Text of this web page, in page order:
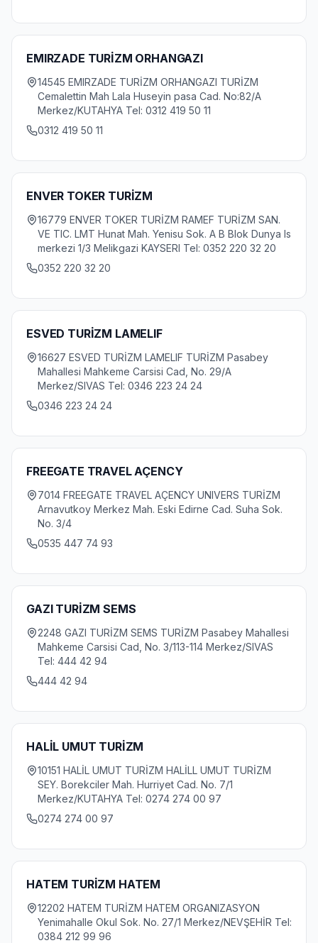
EMIRZADE TURİZM ORHANGAZI
14545 EMIRZADE TURİZM ORHANGAZI TURİZM
Cemalettin Mah Lala Huseyin pasa Cad. No:82/A
Merkez/KUTAHYA Tel: 0312 419 50 11
0312 419 50 11
ENVER TOKER TURİZM
16779 ENVER TOKER TURİZM RAMEF TURİZM SAN.
VE TIC. LMT Hunat Mah. Yenisu Sok. A B Blok Dunya Is
merkezi 1/3 Melikgazi KAYSERI Tel: 0352 220 32 20
0352 220 32 20
ESVED TURİZM LAMELIF
16627 ESVED TURİZM LAMELIF TURİZM Pasabey
Mahallesi Mahkeme Carsisi Cad, No. 29/A
Merkez/SIVAS Tel: 0346 223 24 24
0346 223 24 24
FREEGATE TRAVEL AÇENCY
7014 FREEGATE TRAVEL AÇENCY UNIVERS TURİZM
Arnavutkoy Merkez Mah. Eski Edirne Cad. Suha Sok.
No. 3/4
0535 447 74 93
GAZI TURİZM SEMS
2248 GAZI TURİZM SEMS TURİZM Pasabey Mahallesi
Mahkeme Carsisi Cad, No. 3/113-114 Merkez/SIVAS
Tel: 444 42 94
444 42 94
HALİL UMUT TURİZM
10151 HALİL UMUT TURİZM HALİLL UMUT TURİZM
SEY. Borekciler Mah. Hurriyet Cad. No. 7/1
Merkez/KUTAHYA Tel: 0274 274 00 97
0274 274 00 97
HATEM TURİZM HATEM
12202 HATEM TURİZM HATEM ORGANIZASYON
Yenimahalle Okul Sok. No. 27/1 Merkez/NEVŞEHİR Tel:
0384 212 99 96